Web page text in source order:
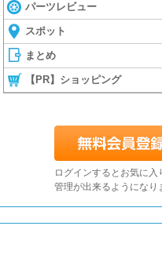
パーツレビュー
スポット
まとめ
【PR】ショッピング
ログインするとお気に
管理が出来るようになり